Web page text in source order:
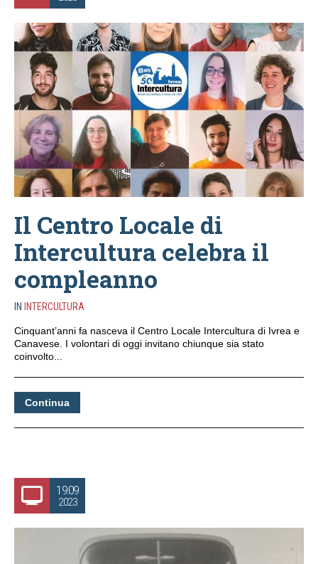
Il Centro Locale di
Intercultura celebra il
compleanno
IN INTERCULTURA
Cinquant’anni fa nasceva il Centro Locale Intercultura di Ivrea e
Canavese. I volontari di oggi invitano chiunque sia stato
coinvolto...
Continua
19.09
2023